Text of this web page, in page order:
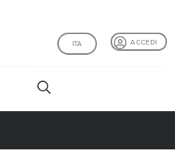
ACCEDI
ITA